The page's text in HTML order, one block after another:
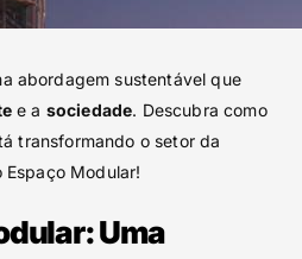
abordagem sustentável que
e a sociedade. Descubra como
transformando o setor da
Modular!
Uma